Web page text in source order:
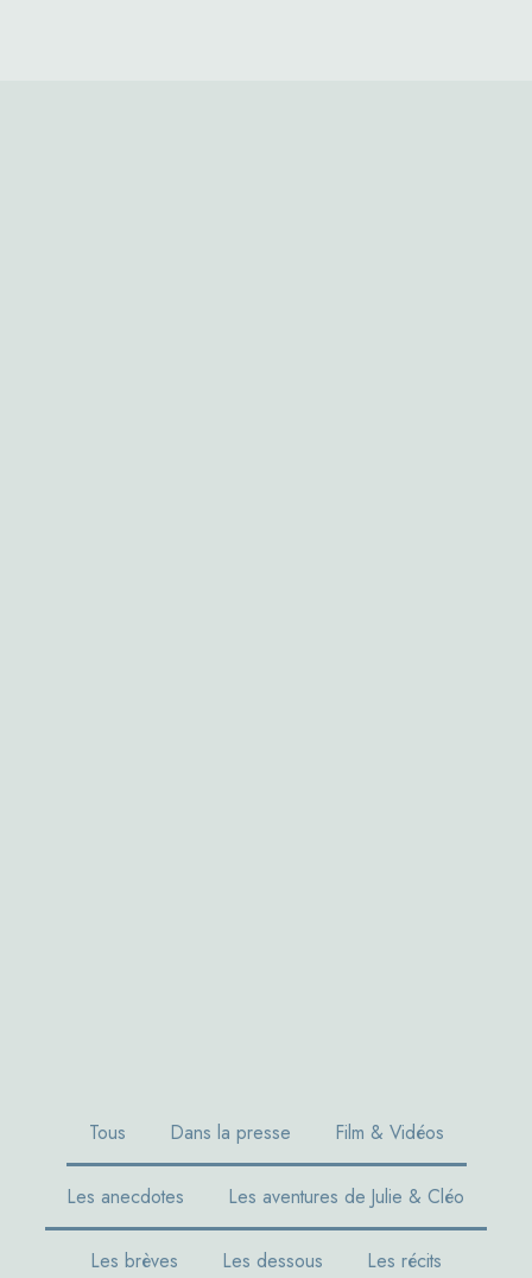
Tous Dans la presse Film & Vidéos
Les anecdotes Les aventures de Julie & Cléo
Les brèves Les dessous Les récits